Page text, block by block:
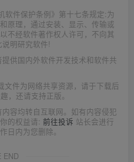
软件保护条例》第十七条规定:为
原理，通过安装、显示、传输或
不经软件著作权人许可，不向其
明研究软件!
供国内外软件开发技术和软件共
文件为网络共享资源，请于下载后
，还请支持正版。
容均转自互联网。如有内容侵犯
的权益请: 前往投诉 站长会进行
日内为您删除。
END